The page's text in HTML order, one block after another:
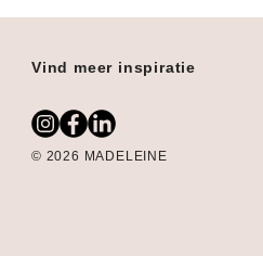
Vind meer inspiratie
© 2026 MADELEINE